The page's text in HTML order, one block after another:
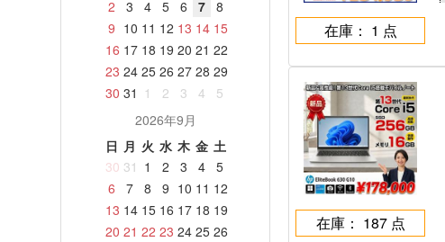
在庫： 1 点
在庫： 187 点
2
3 4 5 6 7
8
9 10 11 12 13 14 15
16 17 18 19 20 21 22
23 24 25 26 27 28 29
30 31 1 2 3 4
5
2026年9月
日 月 火 水 木 金 土
30 31 1 2 3 4
5
6
7 8 9 10 11 12
13 14 15 16 17 18 19
20 21 22 23 24 25 26